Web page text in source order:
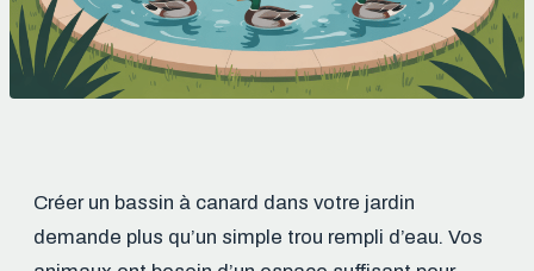
Créer un bassin à canard dans votre jardin
demande plus qu’un simple trou rempli d’eau. Vos